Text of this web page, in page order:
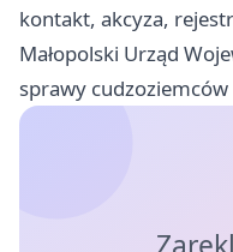
kontakt, akcyza,
Małopolski Urząd
sprawy